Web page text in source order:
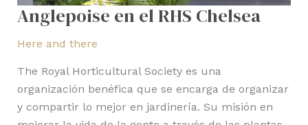
Anglepoise en el RHS Chelsea
Here and there
The Royal Horticultural Society es una
organización benéfica que se encarga de organizar
y compartir lo mejor en jardinería. Su misión en